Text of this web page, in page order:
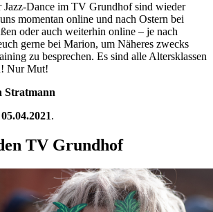
Jazz-Dance im TV Grundhof sind wieder
momentan online und nach Ostern bei
oder auch weiterhin online – je nach
gerne bei Marion, um Näheres zwecks
zu besprechen. Es sind alle Altersklassen
Nur Mut!
Stratmann
05.04.2021.
TV Grundhof